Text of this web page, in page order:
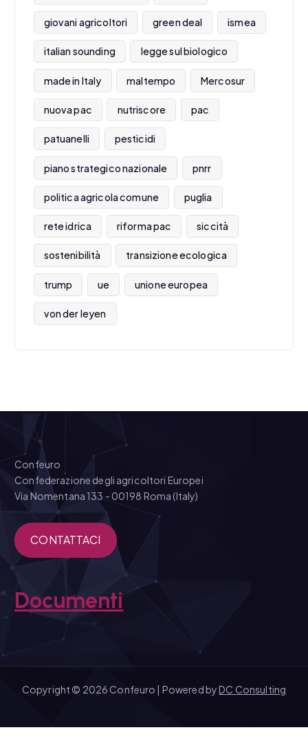
giovani agricoltori green deal ismea
italian sounding legge sul biologico
made in Italy maltempo Mercosur
nuova pac nutriscore pac
patuanelli pesticidi
piano strategico nazionale pnrr
politica agricola comune puglia
rete idrica riforma pac siccità
sostenibilità transizione ecologica
trump ue unione europea
von der leyen
Confeuro
Confederazione degli agricoltori Europei
Via Nomentana 133 - 00198 Roma (Italy)
CONTATTACI
Documenti
Copyright © 2026 Confeuro | Powered byDC Consulting